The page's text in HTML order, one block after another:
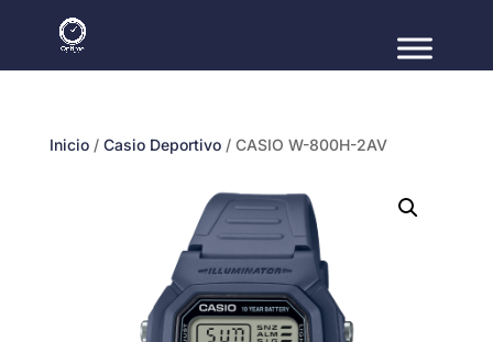
Inicio/ Casio Deportivo/ CASIO W-800H-2AV